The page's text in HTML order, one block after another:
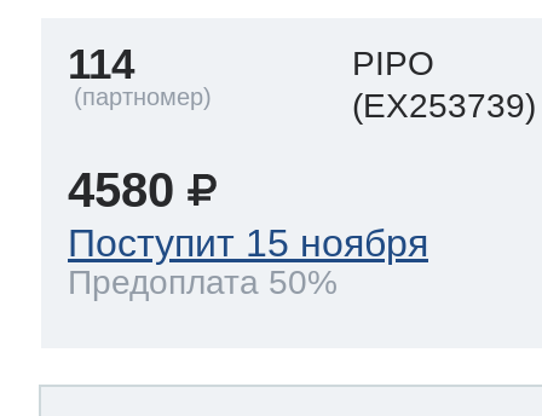
114
PIPO
(EX253739)
4580
Поступит 15 ноября
Предоплата 50%